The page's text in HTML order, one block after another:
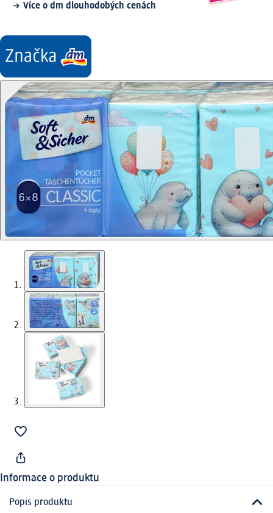
Více o dm dlouhodobých cenách
Informace o produktu
Popis produktu